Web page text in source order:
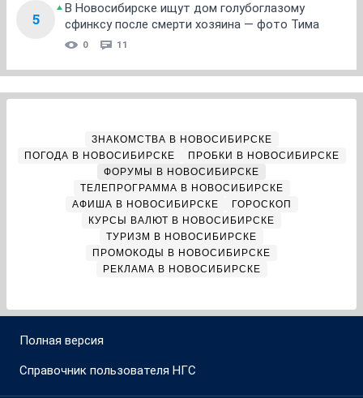
5
В Новосибирске ищут дом голубоглазому
сфинксу после смерти хозяина — фото Тима
0 11
ЗНАКОМСТВА В НОВОСИБИРСКЕ
ПОГОДА В НОВОСИБИРСКЕ
ПРОБКИ В НОВОСИБИРСКЕ
ФОРУМЫ В НОВОСИБИРСКЕ
ТЕЛЕПРОГРАММА В НОВОСИБИРСКЕ
АФИША В НОВОСИБИРСКЕ
ГОРОСКОП
КУРСЫ ВАЛЮТ В НОВОСИБИРСКЕ
ТУРИЗМ В НОВОСИБИРСКЕ
ПРОМОКОДЫ В НОВОСИБИРСКЕ
РЕКЛАМА В НОВОСИБИРСКЕ
Полная версия
Справочник пользователя НГС